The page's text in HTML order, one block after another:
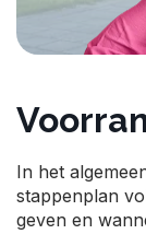
In het
stappenplan
geven en